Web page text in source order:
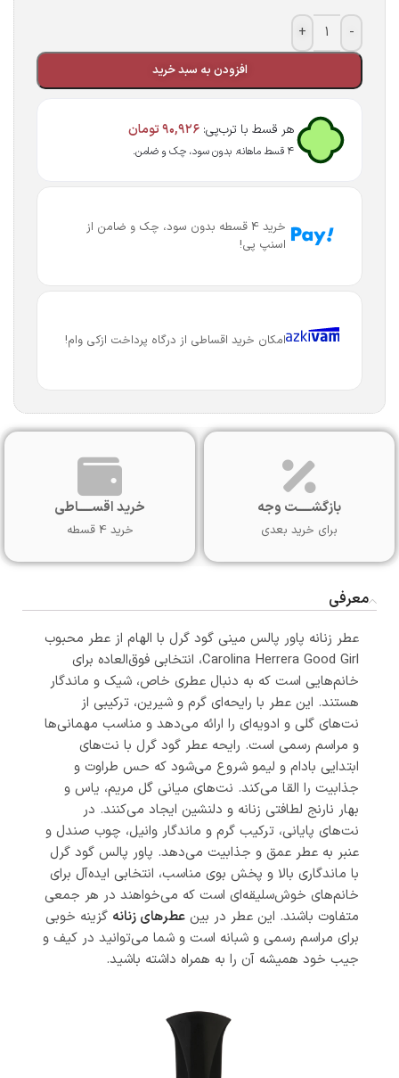
-
+
افزودن به سبد خرید
هر قسط با ترب‌پی: ۹۰,۹۲۶تومان
۴ قسط ماهانه. بدون سود، چک و ضامن.
خرید 4 قسطه بدون سود، چک و ضامن از
اسنپ پی!
امکان خرید اقساطی از درگاه پرداخت ازکی وام!
بازگشـــــت وجه
برای خرید بعدی
خرید اقســـــاطی
خرید 4 قسطه
معرفی
عطر زنانه پاور پالس مینی گود گرل با الهام از عطر محبوب
Carolina Herrera Good Girl، انتخابی فوق‌العاده برای
خانم‌هایی است که به دنبال عطری خاص، شیک و ماندگار
هستند. این عطر با رایحه‌ای گرم و شیرین، ترکیبی از
نت‌های گلی و ادویه‌ای را ارائه می‌دهد و مناسب مهمانی‌ها
و مراسم رسمی است. رایحه عطر گود گرل با نت‌های
ابتدایی بادام و لیمو شروع می‌شود که حس طراوت و
جذابیت را القا می‌کند. نت‌های میانی گل مریم، یاس و
بهار نارنج لطافتی زنانه و دلنشین ایجاد می‌کنند. در
نت‌های پایانی، ترکیب گرم و ماندگار وانیل، چوب صندل و
عنبر به عطر عمق و جذابیت می‌دهد. پاور پالس گود گرل
با ماندگاری بالا و پخش بوی مناسب، انتخابی ایده‌آل برای
خانم‌های خوش‌سلیقه‌ای است که می‌خواهند در هر جمعی
متفاوت باشند. این عطر در بین عطرهای زنانه گزینه‌ خوبی
برای مراسم رسمی و شبانه است و شما می‌توانید در کیف و
جیب خود همیشه آن را به همراه داشته باشید.